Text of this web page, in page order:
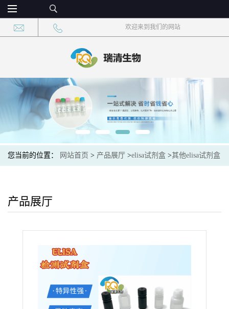
欢迎来到我们的网站
您当前的位置： 网站首页 > 产品展厅 >elisa试剂盒 >其他elisa试剂盒
产品展厅